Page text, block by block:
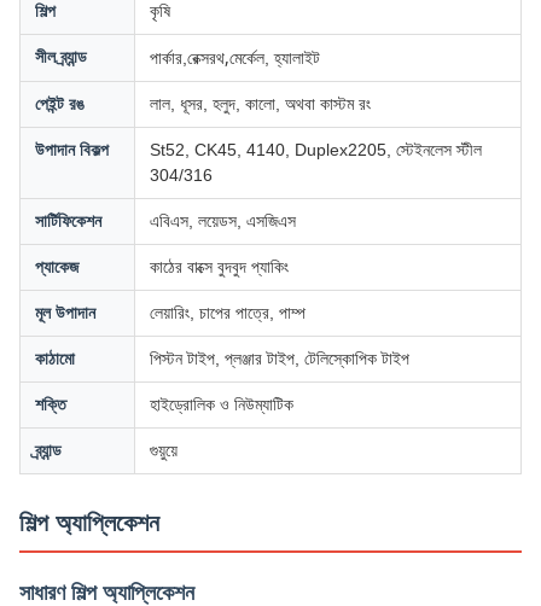
শিল্প কৃষি
সীল ব্র্যান্ড পার্কার, রেক্সরথ,মের্কেল, হ্যালাইট
পেইন্ট রঙ লাল, ধূসর, হলুদ, কালো, অথবা কাস্টম রং
উপাদান বিকল্প
St52, CK45, 4140, Duplex2205, স্টেইনলেস স্টীল
304/316
সার্টিফিকেশন এবিএস, লয়েডস, এসজিএস
প্যাকেজ কাঠের বাক্সে বুদবুদ প্যাকিং
মূল উপাদান লেয়ারিং, চাপের পাত্রে, পাম্প
কাঠামো পিস্টন টাইপ, প্লঞ্জার টাইপ, টেলিস্কোপিক টাইপ
শক্তি হাইড্রোলিক ও নিউম্যাটিক
ব্র্যান্ড গুয়ুয়ে
শিল্প অ্যাপ্লিকেশন
সাধারণ শিল্প অ্যাপ্লিকেশন